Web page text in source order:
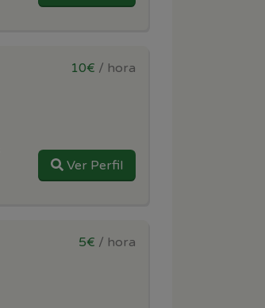
10€ / hora
Ver Perfil
5€ / hora